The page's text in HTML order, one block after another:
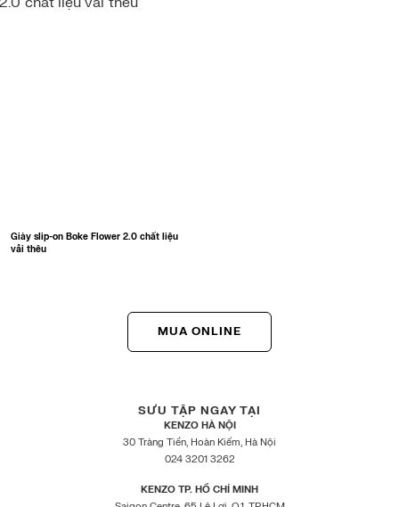
Giày slip-on Boke Flower 2.0 chất liệu
vải thêu
MUA ONLINE
SƯU TẬP NGAY TẠI
KENZO HÀ NỘI
30 Tràng Tiền, Hoàn Kiếm, Hà Nội
024 3201 3262
KENZO TP. HỒ CHÍ MINH